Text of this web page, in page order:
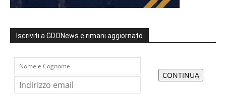
Iscriviti a GDONews e rimani aggiornato